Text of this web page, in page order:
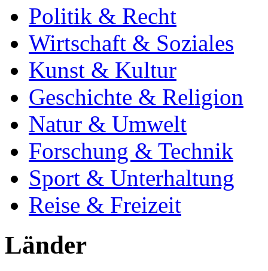
Politik & Recht
Wirtschaft & Soziales
Kunst & Kultur
Geschichte & Religion
Natur & Umwelt
Forschung & Technik
Sport & Unterhaltung
Reise & Freizeit
Länder